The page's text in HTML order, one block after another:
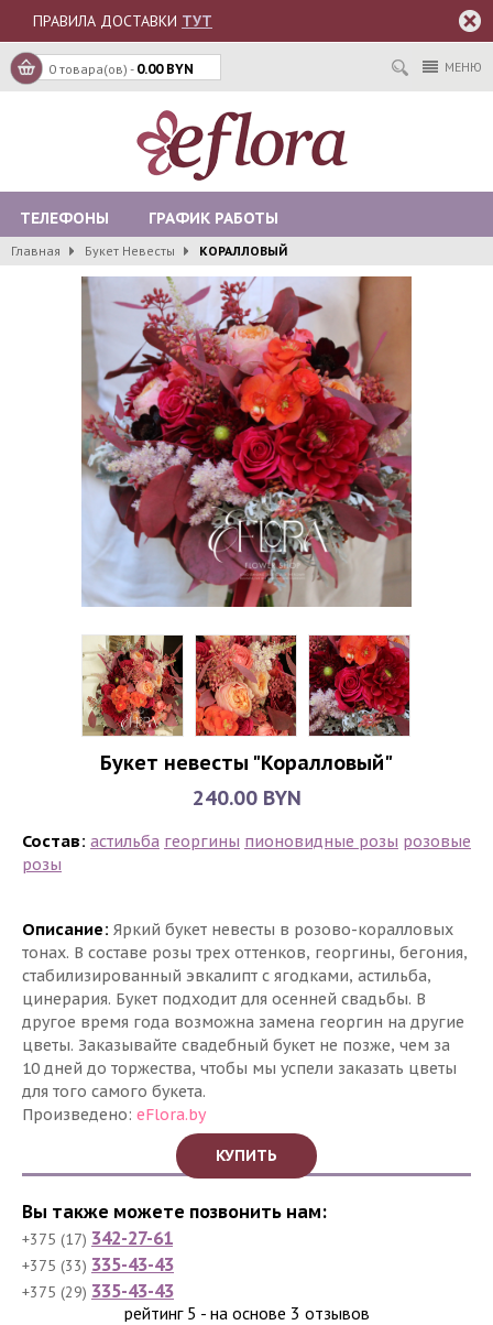
ПРАВИЛА ДОСТАВКИ ТУТ
0 товара(ов) - 0.00 BYN МЕНЮ
ТЕЛЕФОНЫ ГРАФИК РАБОТЫ
Главная Букет Невесты КОРАЛЛОВЫЙ
Букет невесты "Коралловый"
240.00 BYN
Состав: астильба георгины пионовидные розы розовые
розы
Описание: Яркий букет невесты в розово-коралловых
тонах. В составе розы трех оттенков, георгины, бегония,
стабилизированный эвкалипт с ягодками, астильба,
цинерария. Букет подходит для осенней свадьбы. В
другое время года возможна замена георгин на другие
цветы. Заказывайте свадебный букет не позже, чем за
10 дней до торжества, чтобы мы успели заказать цветы
для того самого букета.
Произведено: eFlora.by
КУПИТЬ
Вы также можете позвонить нам:
+375 (17) 342-27-61
+375 (33) 335-43-43
+375 (29) 335-43-43
рейтинг 5​​ - на основе 3 отзывов